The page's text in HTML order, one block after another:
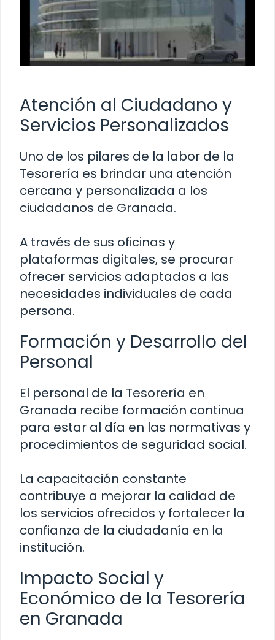
Atención al Ciudadano y
Servicios Personalizados
Uno de los pilares de la labor de la
Tesorería es brindar una atención
cercana y personalizada a los
ciudadanos de Granada.
A través de sus oficinas y
plataformas digitales, se procurar
ofrecer servicios adaptados a las
necesidades individuales de cada
persona.
Formación y Desarrollo del
Personal
El personal de la Tesorería en
Granada recibe formación continua
para estar al día en las normativas y
procedimientos de seguridad social.
La capacitación constante
contribuye a mejorar la calidad de
los servicios ofrecidos y fortalecer la
confianza de la ciudadanía en la
institución.
Impacto Social y
Económico de la Tesorería
en Granada